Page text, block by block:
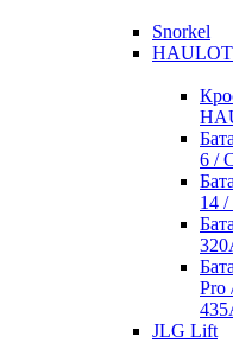
Snorkel
6 /
14
Pro
JLG Lift